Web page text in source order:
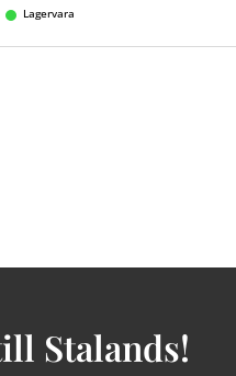
Lagervara
Stalands!